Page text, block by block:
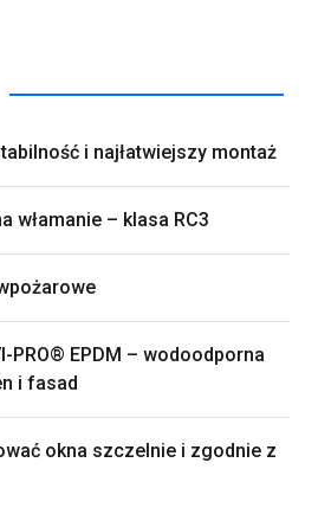
i najłatwiejszy montaż
włamanie – klasa RC3
PRO® EPDM – wodoodporna
i fasad
okna szczelnie i zgodnie z